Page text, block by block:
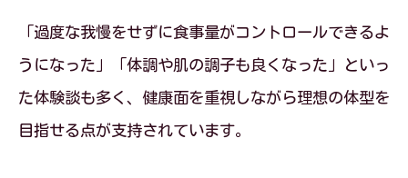
「過度な我慢をせずに食事量がコントロールできるよ
うになった」「体調や肌の調子も良くなった」といっ
た体験談も多く、健康面を重視しながら理想の体型を
目指せる点が支持されています。